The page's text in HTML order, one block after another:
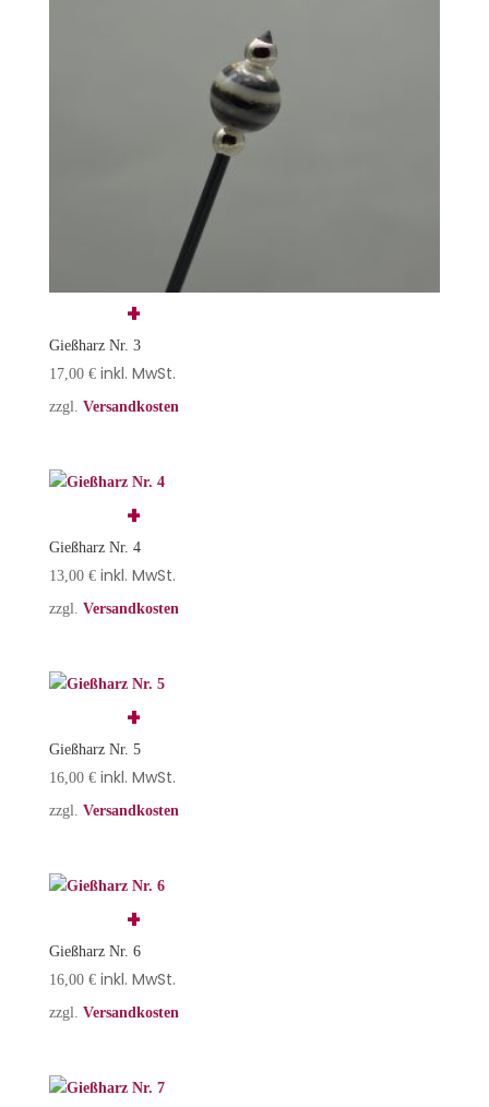
Gießharz Nr. 3
17,00 € inkl. MwSt.
zzgl. Versandkosten
Gießharz Nr. 4
13,00 € inkl. MwSt.
zzgl. Versandkosten
Gießharz Nr. 5
16,00 € inkl. MwSt.
zzgl. Versandkosten
Gießharz Nr. 6
16,00 € inkl. MwSt.
zzgl. Versandkosten